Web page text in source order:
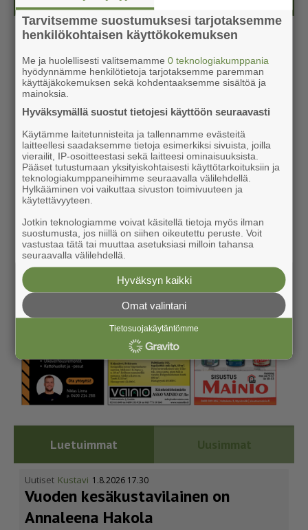
Luetuimmat Uusimmat
Uutiset Kustavi 1.8.2026 17.30
Vuoden kesäkus­ta­vi­lainen on
Annaleena Hakola
Tarvitsemme suostumuksesi tarjotaksemme
henkilökohtaisen käyttökokemuksen
Me ja huolellisesti valitsemamme0 teknologiakumppania
hyödynnämme henkilötietoja tarjotaksemme paremman
käyttäjäkokemuksen sekä kohdentaaksemme sisältöä ja
mainoksia.
Hyväksymällä suostut tietojesi käyttöön seuraavasti
Käytämme laitetunnisteita ja tallennamme evästeitä
laitteellesi saadaksemme tietoja esimerkiksi sivuista, joilla
vierailit, IP-osoitteestasi sekä laitteesi ominaisuuksista.
Pääset tutustumaan yksityiskohtaisesti käyttötarkoituksiin ja
teknologiakumppaneihimme seuraavalla välilehdellä.
Hylkääminen voi vaikuttaa sivuston toimivuuteen ja
käytettävyyteen.
Jotkin teknologiamme voivat käsitellä tietoja myös ilman
suostumusta, jos niillä on siihen oikeutettu peruste. Voit
vastustaa tätä tai muuttaa asetuksiasi milloin tahansa
seuraavalla välilehdellä.
Hyväksyn kaikki
Omat valintani
Tietosuojakäytäntömme